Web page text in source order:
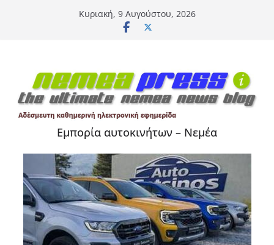
Κυριακή, 9 Αυγούστου, 2026
Εμπορία αυτοκινήτων – Νεμέα